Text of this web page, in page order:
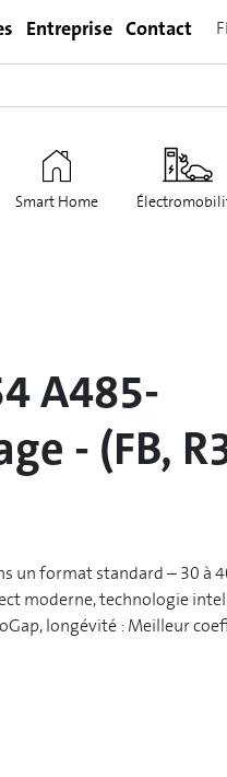
Entreprise Contact
Oublié le mot de
Demande
Smart Home
A485-
- (FB,
un format standard – 30 à
moderne, technologie
longévité : Meilleur